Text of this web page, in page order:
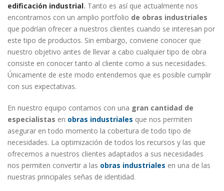
edificación industrial. Tanto es así que actualmente nos
encontramos con un amplio portfolio de obras industriales
que podrían ofrecer a nuestros clientes cuando se interesan por
este tipo de productos. Sin embargo, conviene conocer que
nuestro objetivo antes de llevar a cabo cualquier tipo de obra
consiste en conocer tanto al cliente como a sus necesidades.
Únicamente de este modo entendemos que es posible cumplir
con sus expectativas.
En nuestro equipo contamos con una gran cantidad de
especialistas en obras industriales que nos permiten
asegurar en todo momento la cobertura de todo tipo de
necesidades. La optimización de todos los recursos y las que
ofrecemos a nuestros clientes adaptados a sus necesidades
nos permiten convertir a las obras industriales en una de las
nuestras principales señas de identidad.